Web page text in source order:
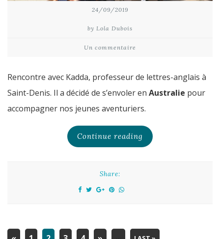
24/09/2019
by Lola Dubois
Un commentaire
Rencontre avec Kadda, professeur de lettres-anglais à
Saint-Denis. Il a décidé de s’envoler en Australie pour
accompagner nos jeunes aventuriers.
Continue reading
Share: